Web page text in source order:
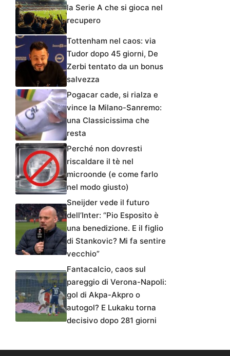
la Serie A che si gioca nel
recupero
Tottenham nel caos: via
Tudor dopo 45 giorni, De
Zerbi tentato da un bonus
salvezza
Pogacar cade, si rialza e
vince la Milano-Sanremo:
una Classicissima che
resta
Perché non dovresti
riscaldare il tè nel
microonde (e come farlo
nel modo giusto)
Sneijder vede il futuro
dell’Inter: “Pio Esposito è
una benedizione. E il figlio
di Stankovic? Mi fa sentire
vecchio”
Fantacalcio, caos sul
pareggio di Verona-Napoli:
gol di Akpa-Akpro o
autogol? E Lukaku torna
decisivo dopo 281 giorni